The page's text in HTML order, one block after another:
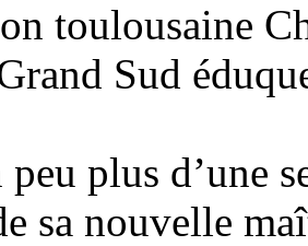
toulousaine
Sud
plus d’une
sa nouvelle